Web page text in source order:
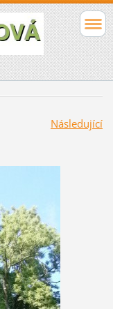
Následující